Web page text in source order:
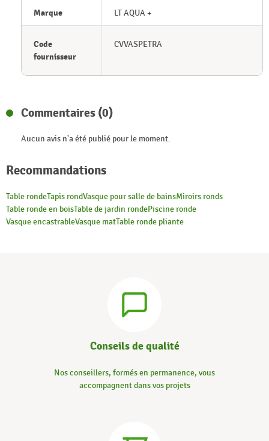
Marque LT AQUA +
Code
fournisseur
CVVASPETRA
Commentaires (0)
Aucun avis n'a été publié pour le moment.
Recommandations
Table rondeTapis rondVasque pour salle de bainsMiroirs ronds
Table ronde en boisTable de jardin rondePiscine ronde
Vasque encastrableVasque matTable ronde pliante
Conseils de qualité
Nos conseillers, formés en permanence, vous
accompagnent dans vos projets